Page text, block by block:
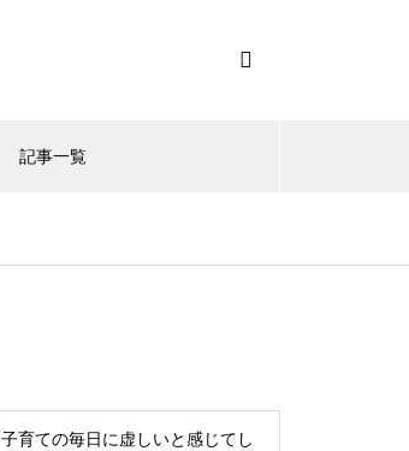
記事一覧
子育ての毎日に虚しいと感じてし